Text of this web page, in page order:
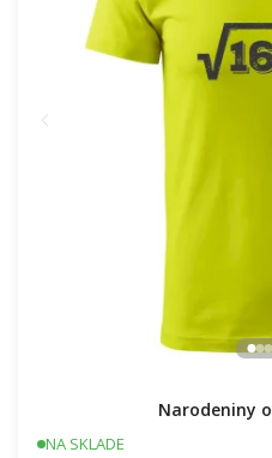
Narodeniny
NA SKLADE